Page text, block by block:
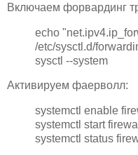
Включаем форвардинг
echo
/etc/sysctl.d/
sysctl --system
Активируем фаерволл:
systemctl enable
systemctl start
systemctl status